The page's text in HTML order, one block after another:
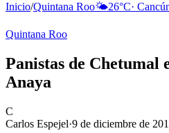
Inicio/Quintana Roo🌤️26°C·
Quintana Roo
Panistas de Chetumal
Anaya
C
Carlos Espejel·9 de diciembre de